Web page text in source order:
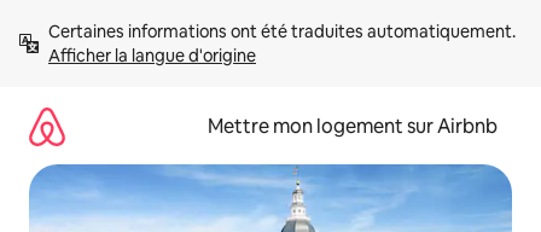
directement
Afficher la langue d'origine
Mettre mon logement sur Airbnb